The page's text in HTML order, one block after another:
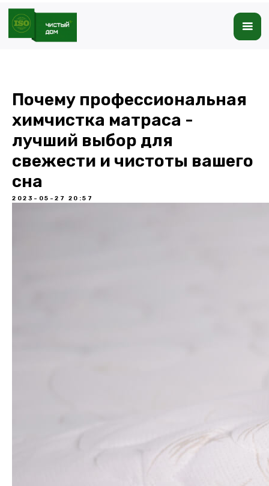
Почему профессиональная
химчистка матраса -
лучший выбор для
свежести и чистоты вашего
сна
2023-05-27 20:57